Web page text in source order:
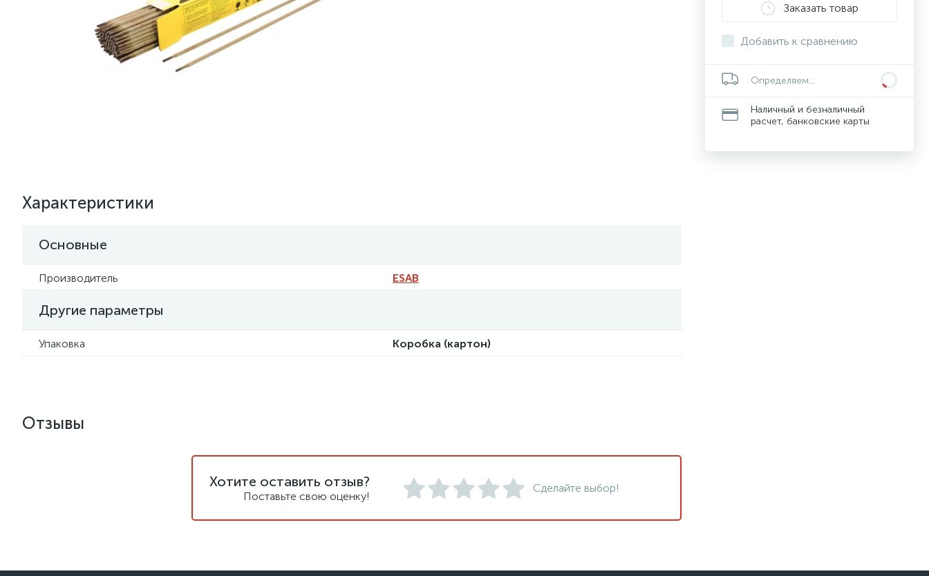
Характеристики
Основные
Производитель ESAB
Другие параметры
Упаковка Коробка (картон)
Заказать товар
Добавить к сравнению
Определяем...
Наличный и безналичный
расчет, банковские карты
Отзывы
Хотите оставить отзыв?
Поставьте свою оценку!
Сделайте выбор!